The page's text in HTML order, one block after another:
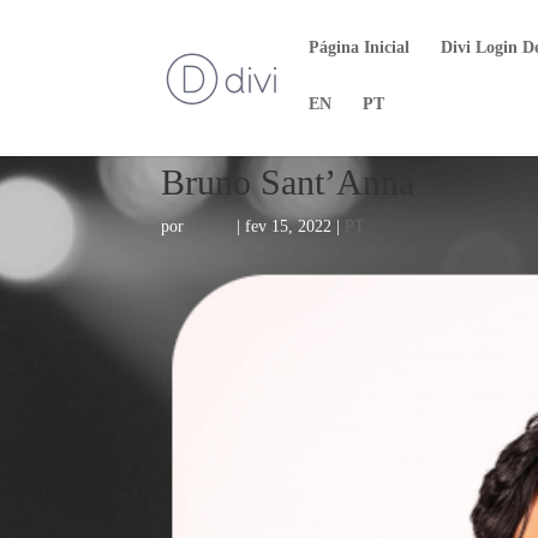
Página Inicial Divi Login
EN PT
Bruno Sant’Anna
por |fev 15, 2022